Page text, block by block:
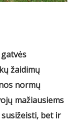
žaidimų
normų
mažiausiems
bet ir